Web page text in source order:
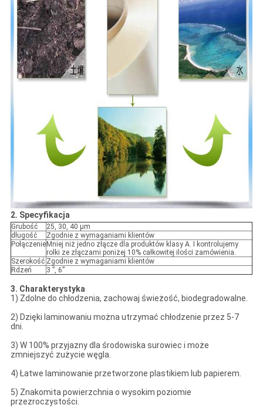
2. Specyfikacja
Grubość
25, 30, 40 μm
długość
Zgodnie z wymaganiami klientów
Połączenie Mniej niż jedno złącze dla produktów klasy A. I kontrolujemy
rolki ze złączami poniżej 10% całkowitej ilości zamówienia.
Szerokość Zgodnie z wymaganiami klientów
Rdzeń
3 ”, 6”
3. Charakterystyka
1) Zdolne do chłodzenia, zachowaj świeżość, biodegradowalne.
2) Dzięki laminowaniu można utrzymać chłodzenie przez 5-7
dni.
3) W 100% przyjazny dla środowiska surowiec i może
zmniejszyć zużycie węgla.
4) Łatwe laminowanie przetworzone plastikiem lub papierem.
5) Znakomita powierzchnia o wysokim poziomie
przezroczystości.